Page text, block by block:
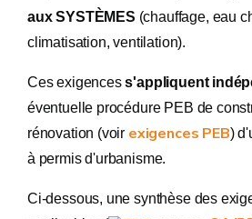
aux SYSTÈMES (chauffage, eau
climatisation, ventilation).
Ces exigencess'appliquent
éventuelle procédure PEB de
rénovation (voir exigences PEB)
à permis d'urbanisme.
Ci-dessous, une synthèse des